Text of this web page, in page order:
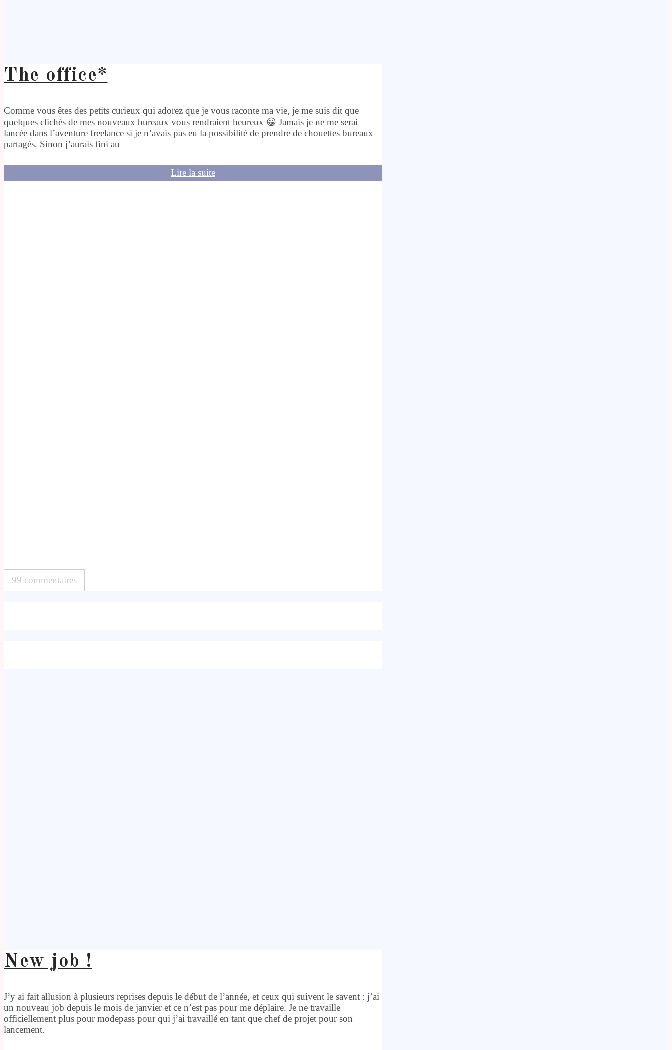
The office*
Comme vous êtes des petits curieux qui adorez que je vous raconte ma vie, je me suis dit que
quelques clichés de mes nouveaux bureaux vous rendraient heureux 😀 Jamais je ne me serai
lancée dans l’aventure freelance si je n’avais pas eu la possibilité de prendre de chouettes bureaux
partagés. Sinon j’aurais fini au
Lire la suite
99 commentaires
New job !
J’y ai fait allusion à plusieurs reprises depuis le début de l’année, et ceux qui suivent le savent : j’ai
un nouveau job depuis le mois de janvier et ce n’est pas pour me déplaire. Je ne travaille
officiellement plus pour modepass pour qui j’ai travaillé en tant que chef de projet pour son
lancement.